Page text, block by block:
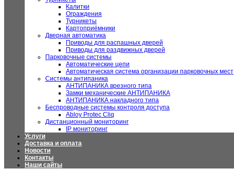
Калитки
Ограждения
Турникеты
Картоприёмники
Дверная автоматика
Приводы для распашных дверей
Приводы для раздвижных дверей
Парковочные системы
Автоматические цепи
Автоматическая система организации парковочных мест
Системы антипаника
АНТИПАНИКА врезного типа
Замки механические АНТИПАНИКА
АНТИПАНИКА накладного типа
Беспроводные системы контроля доступа
Abloy Protec Cliq
Дистанционный мониторинг
IP мониторинг
Услуги
Доставка и оплата
Новости
Контакты
Наши сайты